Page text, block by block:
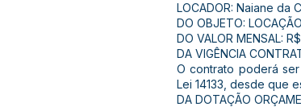
LOCADOR: Naiane da
DO OBJETO:
DO VALOR MENSAL:
DA VIGÊNCIA
O contrato poderá
Lei 14133, desde que
DA DOTAÇÃO